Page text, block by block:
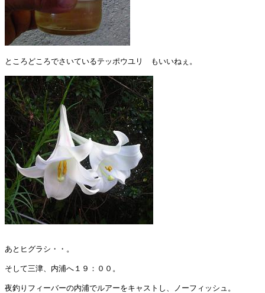
ところどころでさいているテッポウユリ　もいいねぇ。
あとヒグラシ・・。
そして三津、内浦へ１９：００。
夜釣りフィーバーの内浦でルアーをキャストし、ノーフィッシュ。